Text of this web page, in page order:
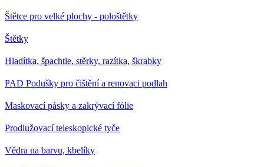
Štětce pro velké plochy - pološtětky
Štětky
Hladítka, špachtle, stěrky, razítka, škrabky
PAD Podušky pro čištění a renovaci podlah
Maskovací pásky a zakrývací fólie
Prodlužovací teleskopické tyče
Vědra na barvu, kbelíky